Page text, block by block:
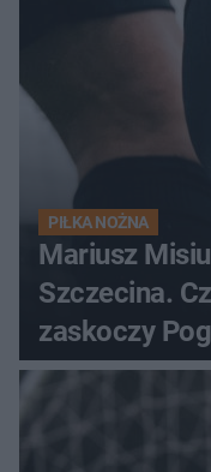
PIŁKA NOŻNA
Mariusz
Szczecina.
zaskoczy